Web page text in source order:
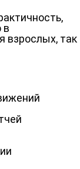
в
взрослых, так